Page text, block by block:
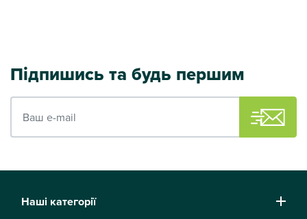
Підпишись та будь першим
Наші категорії